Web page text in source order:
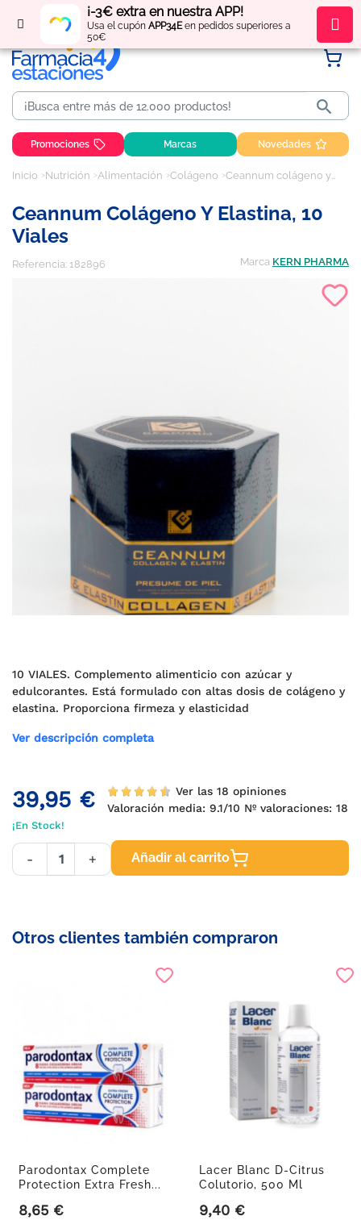
¡-3€ extra en nuestra APP!
Usa el cupón APP34Een pedidos superiores a
50€
Regístratey obténpuntos por tus compras

Promociones Marcas Novedades
Inicio Nutrición Alimentación Colágeno Ceannum colágeno y elastina, 10 viales
Ceannum Colágeno Y Elastina, 10
Viales
Referencia: 182896 Marca KERN PHARMA
10 VIALES. Complemento alimenticio con azúcar y
edulcorantes. Está formulado con altas dosis de colágeno y
elastina. Proporciona firmeza y elasticidad
Ver descripción completa
39,95 €
Ver las 18 opiniones
Valoración media:9.1/10 Nº valoraciones:18
¡En Stock!
- + Añadir al carrito
Otros clientes también compraron
Parodontax Complete
Protection Extra Fresh...
Precio
8,65 €
Lacer Blanc D-Citrus
Colutorio, 500 Ml
Precio
9,40 €